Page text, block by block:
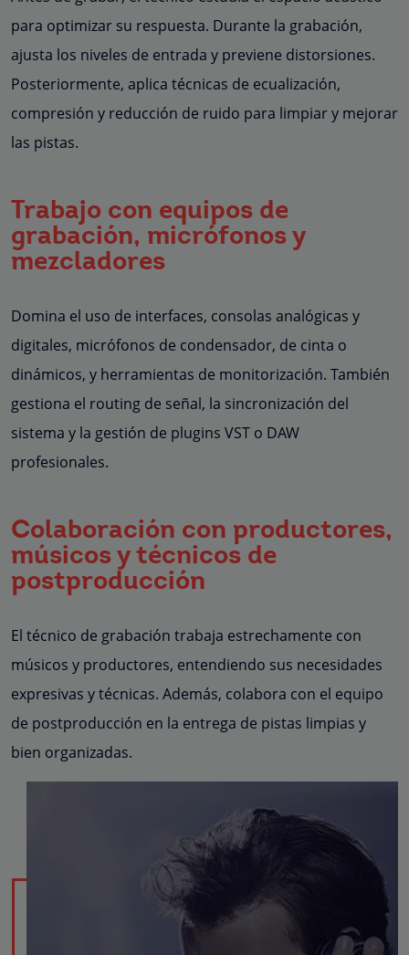
para optimizar su respuesta. Durante la grabación,
ajusta los niveles de entrada y previene distorsiones.
Posteriormente, aplica técnicas de ecualización,
compresión y reducción de ruido para limpiar y mejorar
las pistas.
Trabajo con equipos de
grabación, micrófonos y
mezcladores
Domina el uso de interfaces, consolas analógicas y
digitales, micrófonos de condensador, de cinta o
dinámicos, y herramientas de monitorización. También
gestiona el routing de señal, la sincronización del
sistema y la gestión de plugins VST o DAW
profesionales.
Colaboración con productores,
músicos y técnicos de
postproducción
El técnico de grabación trabaja estrechamente con
músicos y productores, entendiendo sus necesidades
expresivas y técnicas. Además, colabora con el equipo
de postproducción en la entrega de pistas limpias y
bien organizadas.